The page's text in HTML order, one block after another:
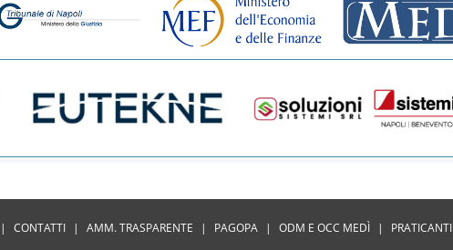
| CONTATTI | AMM. TRASPARENTE | PAGOPA | ODM E OCC MEDÌ | PRATICANTI